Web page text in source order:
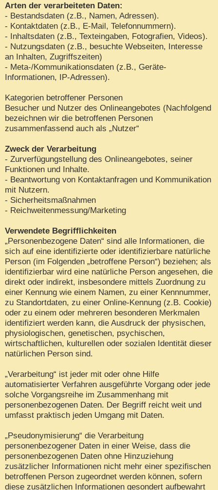
Arten der verarbeiteten Daten:
- Bestandsdaten (z.B., Namen, Adressen).
- Kontaktdaten (z.B., E-Mail, Telefonnummern).
- Inhaltsdaten (z.B., Texteingaben, Fotografien, Videos).
- Nutzungsdaten (z.B., besuchte Webseiten, Interesse
an Inhalten, Zugriffszeiten)
- Meta-/Kommunikationsdaten (z.B., Geräte-
Informationen, IP-Adressen).
Kategorien betroffener Personen
Besucher und Nutzer des Onlineangebotes (Nachfolgend
bezeichnen wir die betroffenen Personen
zusammenfassend auch als „Nutzer“
Zweck der Verarbeitung
- Zurverfügungstellung des Onlineangebotes, seiner
Funktionen und Inhalte.
- Beantwortung von Kontaktanfragen und Kommunikation
mit Nutzern.
- Sicherheitsmaßnahmen
- Reichweitenmessung/Marketing
Verwendete Begrifflichkeiten
„Personenbezogene Daten“ sind alle Informationen, die
sich auf eine identifizierte oder identifizierbare natürliche
Person (im Folgenden „betroffene Person“) beziehen; als
identifizierbar wird eine natürliche Person angesehen, die
direkt oder indirekt, insbesondere mittels Zuordnung zu
einer Kennung wie einem Namen, zu einer Kennnummer,
zu Standortdaten, zu einer Online-Kennung (z.B. Cookie)
oder zu einem oder mehreren besonderen Merkmalen
identifiziert werden kann, die Ausdruck der physischen,
physiologischen, genetischen, psychischen,
wirtschaftlichen, kulturellen oder sozialen Identität dieser
natürlichen Person sind.
„Verarbeitung“ ist jeder mit oder ohne Hilfe
automatisierter Verfahren ausgeführte Vorgang oder jede
solche Vorgangsreihe im Zusammenhang mit
personenbezogenen Daten. Der Begriff reicht weit und
umfasst praktisch jeden Umgang mit Daten.
„Pseudonymisierung“ die Verarbeitung
personenbezogener Daten in einer Weise, dass die
personenbezogenen Daten ohne Hinzuziehung
zusätzlicher Informationen nicht mehr einer spezifischen
betroffenen Person zugeordnet werden können, sofern
diese zusätzlichen Informationen gesondert aufbewahrt